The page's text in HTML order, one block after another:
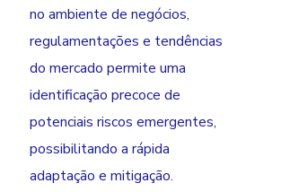
no ambiente de negócios,
regulamentações e tendências
do mercado permite uma
identificação precoce de
potenciais riscos emergentes,
possibilitando a rápida
adaptação e mitigação.